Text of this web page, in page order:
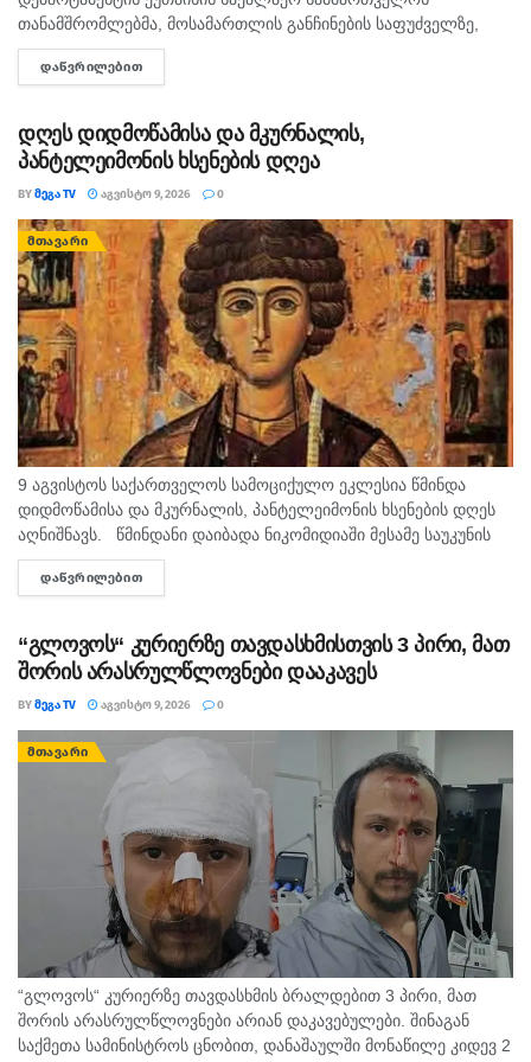
თანამშრომლებმა, მოსამართლის განჩინების საფუძველზე,
ყაჩაღობის ბრალდებით, წარსულში სხვადასხვა
დანაშაულისთვის ნასამართლევი პირი დააკავეს. ინფორმაციას
რომ...
ᲓᲐᲬᲕᲠᲘᲚᲔᲑᲘᲗ
დღეს დიდმოწამისა და მკურნალის,
პანტელეიმონის ხსენების დღეა
BYᲛᲔᲒᲐ TV ᲐᲒᲕᲘᲡᲢᲝ 9, 2026 0
ᲛᲗᲐᲕᲐᲠᲘ
9 აგვისტოს საქართველოს სამოციქულო ეკლესია წმინდა
დიდმოწამისა და მკურნალის, პანტელეიმონის ხსენების დღეს
აღნიშნავს. წმინდანი დაიბადა ნიკომიდიაში მესამე საუკუნის
მეორე ნახევარში. არ არსებობს ტაძარი, რომელშიც არ იყოს
დაბრძანებული ნიკომიდიელი მკურნალის,...
ᲓᲐᲬᲕᲠᲘᲚᲔᲑᲘᲗ
“გლოვოს“ კურიერზე თავდასხმისთვის 3 პირი, მათ
შორის არასრულწლოვნები დააკავეს
BYᲛᲔᲒᲐ TV ᲐᲒᲕᲘᲡᲢᲝ 9, 2026 0
ᲛᲗᲐᲕᲐᲠᲘ
“გლოვოს“ კურიერზე თავდასხმის ბრალდებით 3 პირი, მათ
შორის არასრულწლოვნები არიან დაკავებულები. შინაგან
საქმეთა სამინისტროს ცნობით, დანაშაულში მონაწილე კიდევ 2